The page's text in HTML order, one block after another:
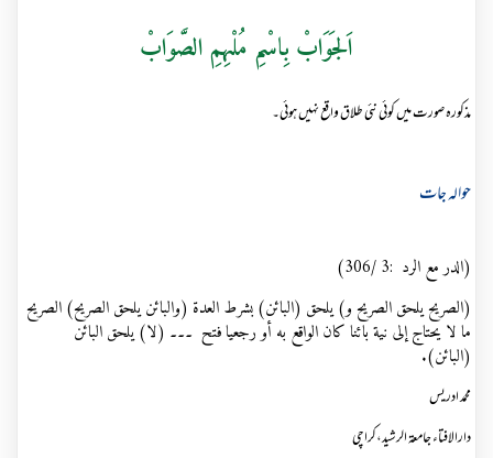
اَلجَوَابْ بِاسْمِ مُلْہِمِ الصَّوَابْ
مذکورہ صورت میں کوئی نئی طلاق واقع نہیں ہوئی۔
حوالہ جات
(الدر مع الرد :3 /
306)
(الصريح يلحق الصريح و) يلحق (البائن) بشرط العدة (والبائن يلحق الصريح) الصريح
ما لا يحتاج إلى نية بائنا كان الواقع به أو رجعيا فتح ۔۔۔ (لا) يلحق البائن
(البائن).
محمد ادریس
دارالافتاء جامعۃ الرشید،کراچی